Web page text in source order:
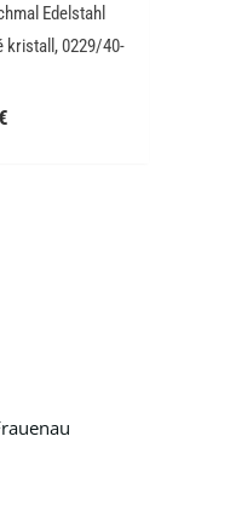
Edelstahl
kristall, 0229/40-